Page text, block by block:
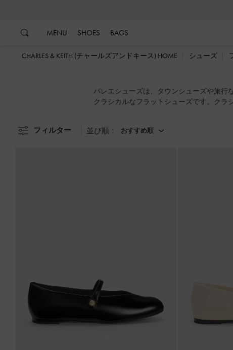
MENU SHOES BAGS
CHARLES & KEITH (チャールズアンドキース) HOME シューズ
バレエシューズは、タウンシューズや旅行
クラシカルなフラットシューズです。ク
フィルター 並び順： おすすめ順